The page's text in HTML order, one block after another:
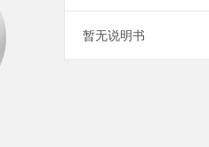
暂无说明书